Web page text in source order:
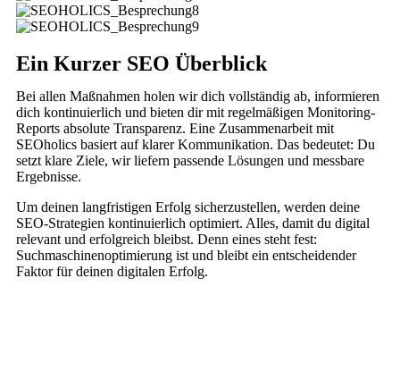
Ein Kurzer SEO Überblick
Bei allen Maßnahmen holen wir dich vollständig ab, informieren
dich kontinuierlich und bieten dir mit regelmäßigen Monitoring-
Reports absolute Transparenz. Eine Zusammenarbeit mit
SEOholics basiert auf klarer Kommunikation. Das bedeutet: Du
setzt klare Ziele, wir liefern passende Lösungen und messbare
Ergebnisse.
Um deinen langfristigen Erfolg sicherzustellen, werden deine
SEO-Strategien kontinuierlich optimiert. Alles, damit du digital
relevant und erfolgreich bleibst. Denn eines steht fest:
Suchmaschinenoptimierung ist und bleibt ein entscheidender
Faktor für deinen digitalen Erfolg.